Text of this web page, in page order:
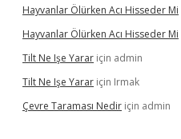
Hayvanlar Ölürken Acı Hisseder Mi
Hayvanlar Ölürken Acı Hisseder Mi
Tilt Ne Işe Yarar için admin
Tilt Ne Işe Yarar için Irmak
Çevre Taraması Nedir için admin